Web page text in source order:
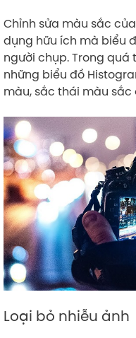
Chỉnh sửa màu sắc
dụng hữu ích mà biểu
người chụp. Trong quá
những biểu đồ
màu, sắc thái màu
Loại bỏ nhiễu ảnh